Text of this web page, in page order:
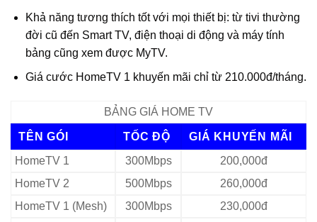
Khả năng tương thích tốt với mọi thiết bị: từ tivi thường
đời cũ đến Smart TV, điện thoại di động và máy tính
bảng cũng xem được MyTV.
Giá cước HomeTV 1 khuyến mãi chỉ từ 210.000đ/tháng.
BẢNG GIÁ HOME TV
TÊN GÓI TỐC ĐỘ
GIÁ KHUYẾN MÃI
HomeTV 1
300Mbps
200,000đ
HomeTV 2
500Mbps
260,000đ
HomeTV 1 (Mesh)
300Mbps
230,000đ